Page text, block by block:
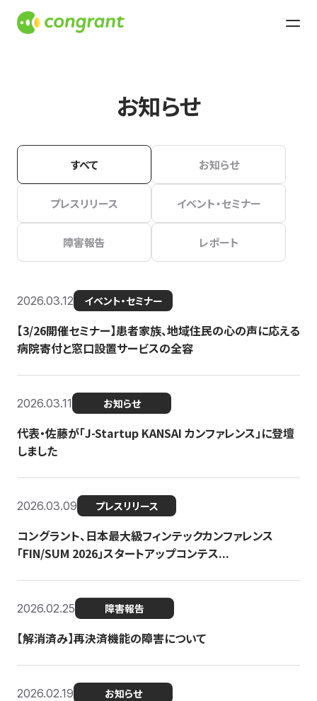
お知らせ
すべて お知らせ
プレスリリース イベント・セミナー
障害報告 レポート
2026.03.12 イベント・セミナー
【3/26開催セミナー】患者家族、地域住民の心の声に応える
病院寄付と窓口設置サービスの全容
2026.03.11 お知らせ
代表・佐藤が「J-Startup KANSAI カンファレンス」に登壇
しました
2026.03.09 プレスリリース
コングラント、日本最大級フィンテックカンファレンス
「FIN/SUM 2026」スタートアップコンテス...
2026.02.25 障害報告
【解消済み】再決済機能の障害について
2026.02.19 お知らせ